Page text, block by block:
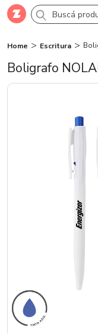
Comprar
Categorías
SALE 70% OFF
Novedades
Catálogos
Boligrafo
Home Escritura